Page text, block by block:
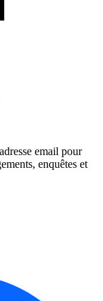
email pour
enquêtes et